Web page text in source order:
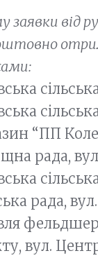
заявки від
“ПП
рада,
рада,
вул.